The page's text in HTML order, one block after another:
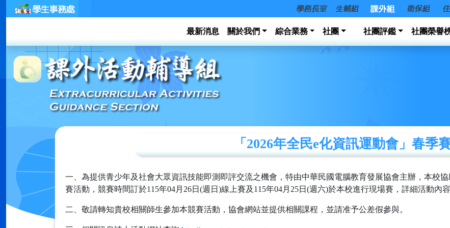
最新消息 關於我們 綜合業務 社團 社團評鑑 社團榮譽
「2026年全民e化資訊運動會」春季
一、為提供青少年及社會大眾資訊技能即測即評交流之機會，特由中華民國電腦教育發展協會主辦，本校
賽活動，競賽時間訂於115年04月26日(週日)線上賽及115年04月25日(週六)於本校進行現場賽，詳細活動內容
二、敬請轉知貴校相關師生參加本競賽活動，協會網站並提供相關課程，並請准予公差假參與。